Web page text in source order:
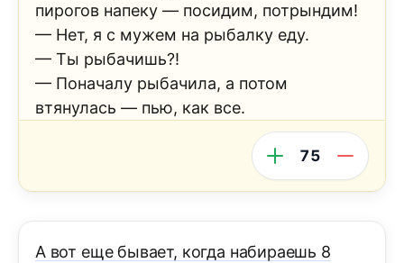
пирогов напеку — посидим, потрындим!
— Нет, я с мужем на рыбалку еду.
— Ты рыбачишь?!
— Поначалу рыбачила, а потом
втянулась — пью, как все.
75
А вот еще бывает, когда набираешь 8